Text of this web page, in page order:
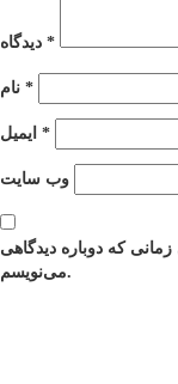
*
*
*
وب‌ سایت
که دوباره دیدگاهی
می‌نویسم.